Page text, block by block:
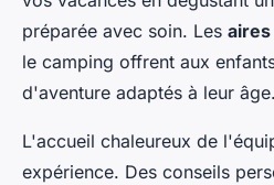
préparée avec soin. Les
le camping offrent aux
d'aventure adaptés à leur âge.
L'accueil chaleureux de
expérience. Des conseils